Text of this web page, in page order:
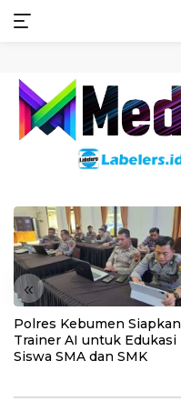
Skip
content
«
Polres Kebumen Siapkan
Trainer AI untuk Edukasi
Siswa SMA dan SMK